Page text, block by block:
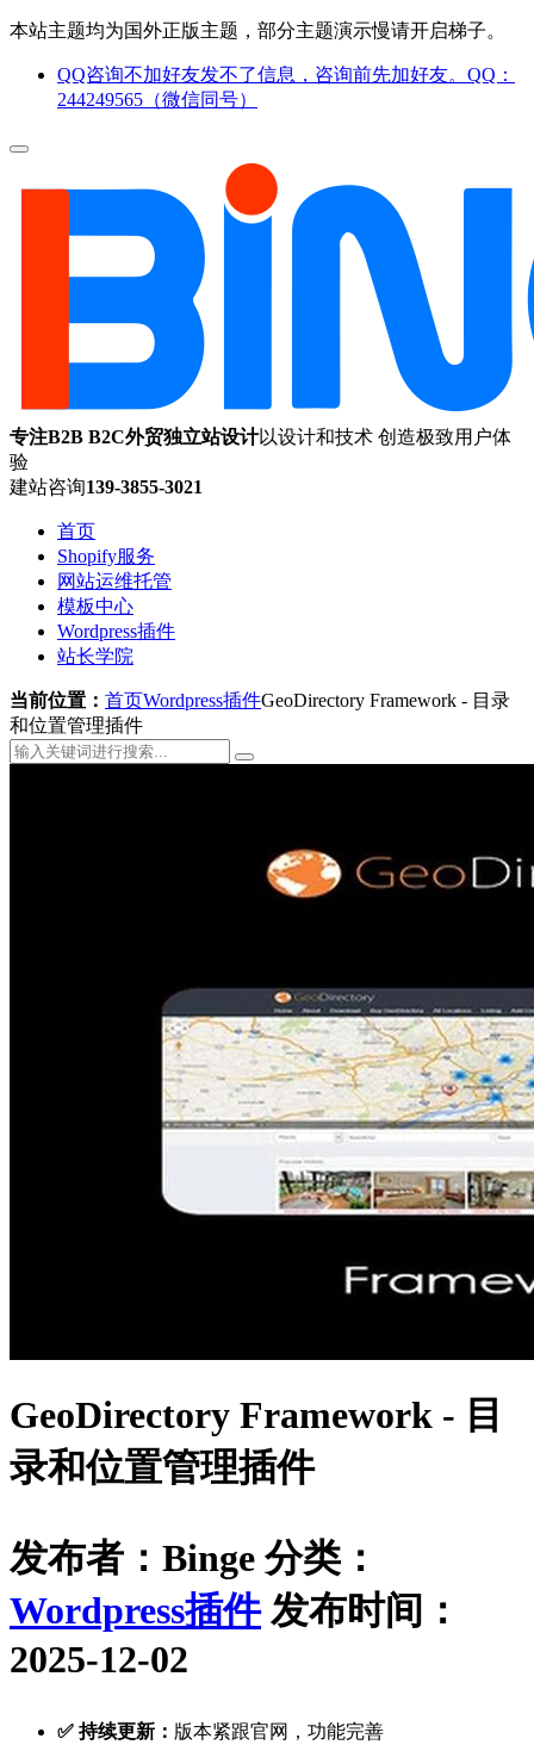
本站主题均为国外正版主题，部分主题演示慢请开启梯子。
QQ咨询不加好友发不了信息，咨询前先加好友。QQ：
244249565（微信同号）
专注B2B B2C外贸独立站设计以设计和技术 创造极致用户体
验
建站咨询139-3855-3021
首页
Shopify服务
网站运维托管
模板中心
Wordpress插件
站长学院
当前位置： 首页Wordpress插件GeoDirectory Framework - 目录
和位置管理插件
GeoDirectory Framework - 目
录和位置管理插件
发布者：Binge 分类：
Wordpress插件 发布时间：
2025-12-02
✅ 持续更新： 版本紧跟官网，功能完善